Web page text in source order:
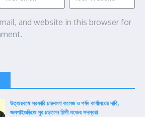
and website in this browser for
উত্তরবঙ্গে সরকারি চারুকলা কলেজ ও পর্ষদ কার্যালয়ের দাবি,
জলপাইগুড়িতে সুর চড়ালেন শিল্পী মঞ্চের সদস্যরা